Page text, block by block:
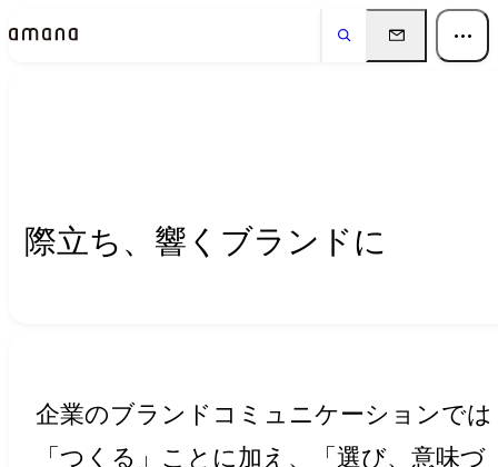
Insightsインサイト
際立ち、響くブランドに
企業のブランドコミュニケーションでは
「つくる」ことに加え、「選び、意味づ